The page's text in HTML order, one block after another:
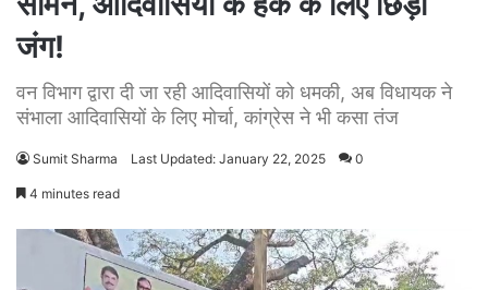
जंग!
वन विभाग द्वारा दी जा रही आदिवासियों को धमकी, अब विधायक ने
संभाला आदिवासियों के लिए मोर्चा, कांग्रेस ने भी कसा तंज
Sumit Sharma Last Updated: January 22, 2025 0
4 minutes read